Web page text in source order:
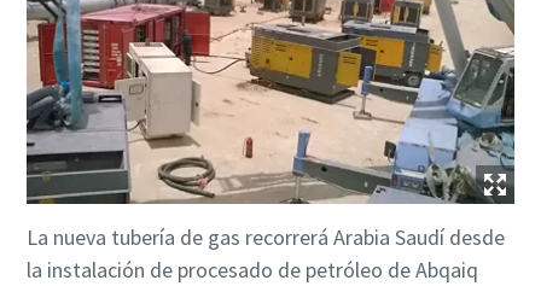
La nueva tubería de gas recorrerá Arabia Saudí desde
la instalación de procesado de petróleo de Abqaiq